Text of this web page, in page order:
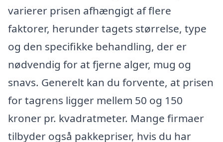
varierer prisen afhængigt af flere
faktorer, herunder tagets størrelse, type
og den specifikke behandling, der er
nødvendig for at fjerne alger, mug og
snavs. Generelt kan du forvente, at prisen
for tagrens ligger mellem 50 og 150
kroner pr. kvadratmeter. Mange firmaer
tilbyder også pakkepriser, hvis du har